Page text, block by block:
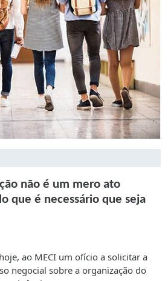
não é um mero ato
que é necessário que seja
ao MECI um ofício a solicitar a
negocial sobre a organização do